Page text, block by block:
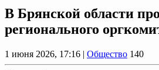
В Брянской области
регионального
1 июня 2026, 17:16 | Общество 140